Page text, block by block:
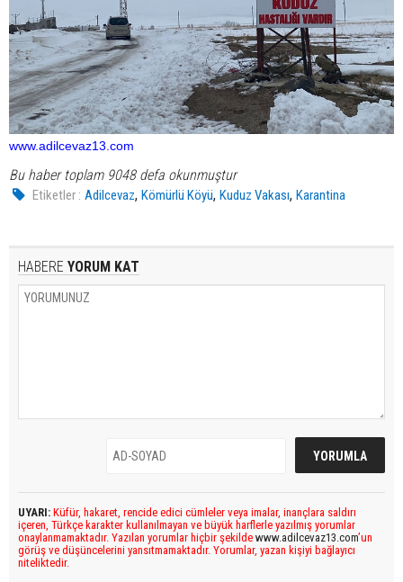
www.adilcevaz13.com
Bu haber toplam 9048 defa okunmuştur
Etiketler : Adilcevaz,Kömürlü Köyü,Kuduz Vakası,Karantina
HABERE YORUM KAT
UYARI: Küfür, hakaret, rencide edici cümleler veya imalar, inançlara saldırı
içeren, Türkçe karakter kullanılmayan ve büyük harflerle yazılmış yorumlar
onaylanmamaktadır. Yazılan yorumlar hiçbir şekilde www.adilcevaz13.com’un
görüş ve düşüncelerini yansıtmamaktadır. Yorumlar, yazan kişiyi bağlayıcı
niteliktedir.